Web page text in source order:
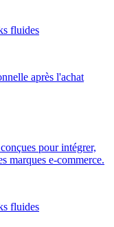
fluides
après l'achat
pour intégrer,
marques e-commerce.
fluides